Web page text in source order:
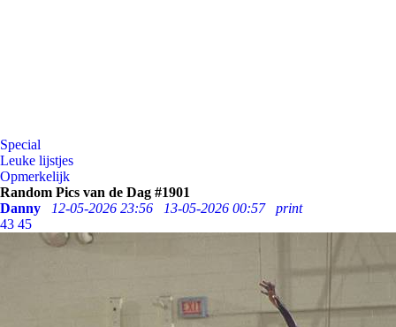
Special
Leuke lijstjes
Opmerkelijk
Random Pics van de Dag #1901
Danny
12-05-2026 23:56 13-05-2026 00:57
print
43 45